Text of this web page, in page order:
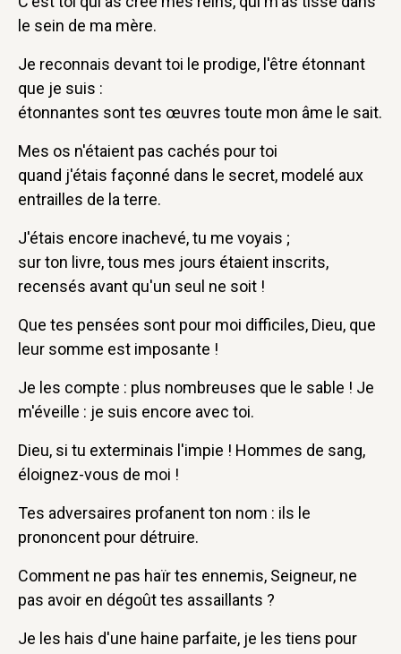
le sein de ma mère.
Je reconnais devant toi le prodige, l'être étonnant
que je suis :
étonnantes sont tes œuvres toute mon âme le sait.
Mes os n'étaient pas cachés pour toi
quand j'étais façonné dans le secret, modelé aux
entrailles de la terre.
J'étais encore inachevé, tu me voyais ;
sur ton livre, tous mes jours étaient inscrits,
recensés avant qu'un seul ne soit !
Que tes pensées sont pour moi difficiles, Dieu, que
leur somme est imposante !
Je les compte : plus nombreuses que le sable ! Je
m'éveille : je suis encore avec toi.
Dieu, si tu exterminais l'impie ! Hommes de sang,
éloignez-vous de moi !
Tes adversaires profanent ton nom : ils le
prononcent pour détruire.
Comment ne pas haïr tes ennemis, Seigneur, ne
pas avoir en dégoût tes assaillants ?
Je les hais d'une haine parfaite, je les tiens pour